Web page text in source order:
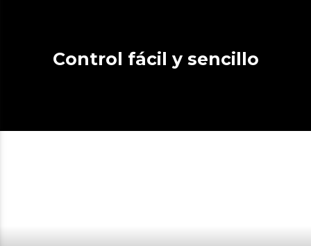
Control fácil y sencillo